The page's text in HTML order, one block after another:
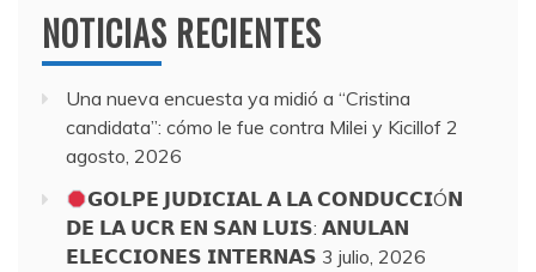
NOTICIAS RECIENTES
Una nueva encuesta ya midió a “Cristina
candidata”: cómo le fue contra Milei y Kicillof 2
agosto, 2026
𝗚𝗢𝗟𝗣𝗘 𝗝𝗨𝗗𝗜𝗖𝗜𝗔𝗟 𝗔 𝗟𝗔 𝗖𝗢𝗡𝗗𝗨𝗖𝗖𝗜Ó𝗡
𝗗𝗘 𝗟𝗔 𝗨𝗖𝗥 𝗘𝗡 𝗦𝗔𝗡 𝗟𝗨𝗜𝗦: 𝗔𝗡𝗨𝗟𝗔𝗡
𝗘𝗟𝗘𝗖𝗖𝗜𝗢𝗡𝗘𝗦 𝗜𝗡𝗧𝗘𝗥𝗡𝗔𝗦 3 julio, 2026